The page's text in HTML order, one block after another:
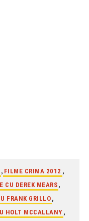
, FILME CRIMA 2012 ,
CU DEREK MEARS ,
FRANK GRILLO,
HOLT MCCALLANY ,